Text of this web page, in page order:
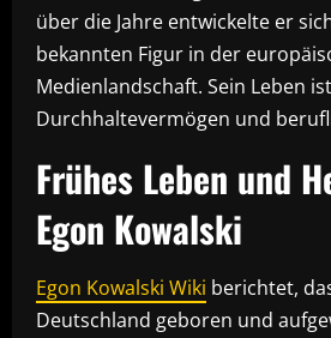
über die Jahre entwickelte er
bekannten Figur in der
Medienlandschaft. Sein Leben
Durchhaltevermögen und
Frühes Leben und
Egon Kowalski
Egon Kowalski Wiki berichtet,
Deutschland geboren und